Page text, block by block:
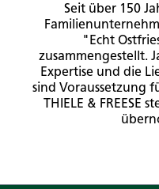
Seit über 150
"Echt
zusammengestellt.
Expertise und die
sind Voraussetzung
THIELE & FREESE